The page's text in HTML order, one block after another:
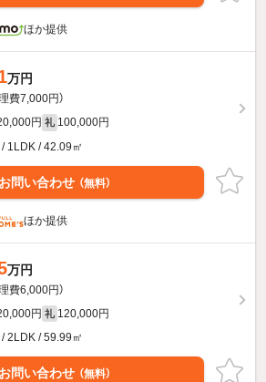
ほか提供
万円
理費7,000円）
円 礼 100,000円
1LDK / 42.09㎡
お問い合わせ （無料）
ほか提供
万円
理費6,000円）
円 礼 120,000円
/ 2LDK / 59.99㎡
お問い合わせ （無料）